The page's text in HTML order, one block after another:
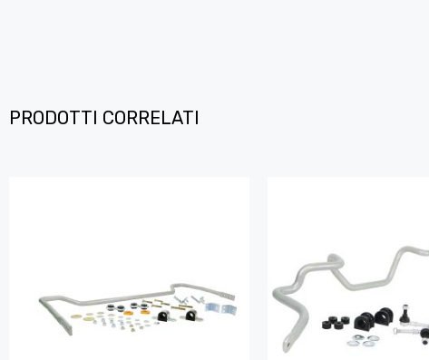
PRODOTTI CORRELATI